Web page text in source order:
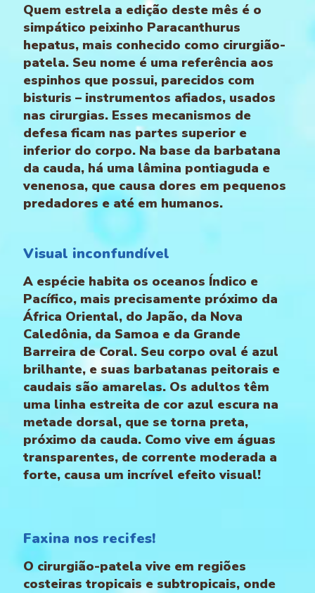
Quem estrela a edição deste mês é o
simpático peixinho Paracanthurus
hepatus, mais conhecido como cirurgião-
patela. Seu nome é uma referência aos
espinhos que possui, parecidos com
bisturis – instrumentos afiados, usados
nas cirurgias. Esses mecanismos de
defesa ficam nas partes superior e
inferior do corpo. Na base da barbatana
da cauda, há uma lâmina pontiaguda e
venenosa, que causa dores em pequenos
predadores e até em humanos.
Visual inconfundível
A espécie habita os oceanos Índico e
Pacífico, mais precisamente próximo da
África Oriental, do Japão, da Nova
Caledônia, da Samoa e da Grande
Barreira de Coral. Seu corpo oval é azul
brilhante, e suas barbatanas peitorais e
caudais são amarelas. Os adultos têm
uma linha estreita de cor azul escura na
metade dorsal, que se torna preta,
próximo da cauda. Como vive em águas
transparentes, de corrente moderada a
forte, causa um incrível efeito visual!
Faxina nos recifes!
O cirurgião-patela vive em regiões
costeiras tropicais e subtropicais, onde